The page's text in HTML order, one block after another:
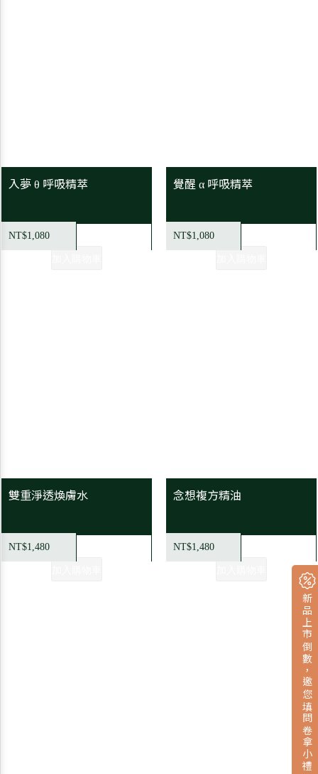
入夢 θ 呼吸精萃
NT$1,080
覺醒 α 呼吸精萃
NT$1,080
雙重淨透煥膚水
NT$1,480
念想複方精油
NT$1,480
新品上市倒數，邀您填問卷拿小禮